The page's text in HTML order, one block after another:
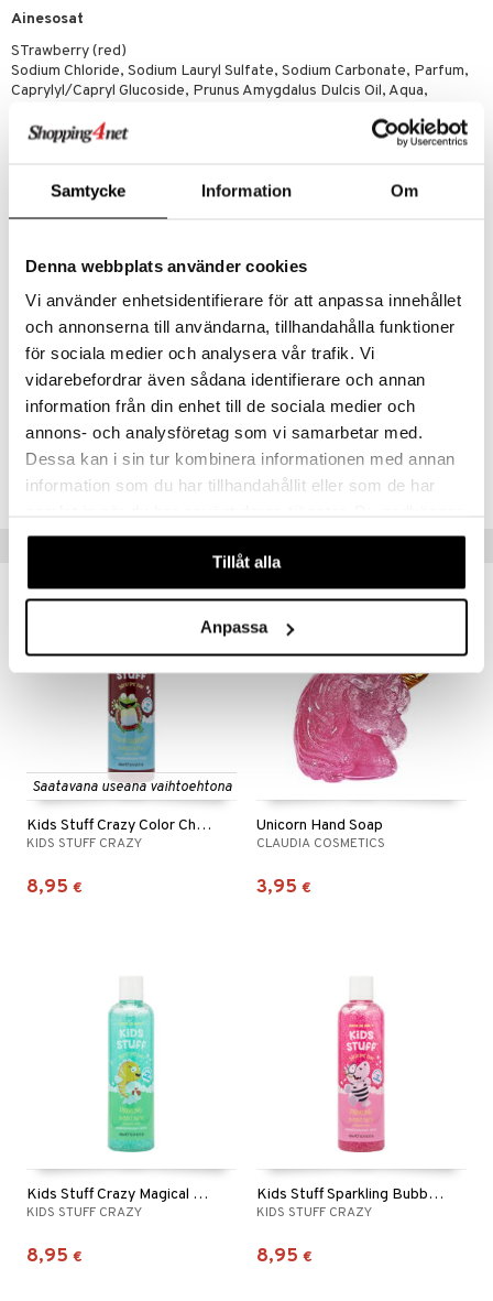
Samtycke Information Om
Denna webbplats använder cookies
Vi använder enhetsidentifierare för att anpassa innehållet
och annonserna till användarna, tillhandahålla funktioner
för sociala medier och analysera vår trafik. Vi
vidarebefordrar även sådana identifierare och annan
information från din enhet till de sociala medier och
annons- och analysföretag som vi samarbetar med.
Dessa kan i sin tur kombinera informationen med annan
information som du har tillhandahållit eller som de har
våra cookies vid fortsatt användande av vår webbplats.
Tillåt alla
Anpassa
Ainesosat
STrawberry (red)
Sodium Chloride, Sodium Lauryl Sulfate, Sodium Carbonate, Parfum,
Caprylyl/Capryl Glucoside, Prunus Amygdalus Dulcis Oil, Aqua,
Denatonium, Hydrolyzed Vegetable Protein, CI 16255.
Sodium Chloride, Sodium Lauryl Sulfate, Sodium Carbonate, Parfum
(Citral, Limonene), Caprylyl/Capryl Glucoside, Prunus Amygdalus
Dulcis Oil, Aqua, Panthenol, Citric Acid, Equisetum Arvense Extract,
42090.
Sodium Chloride, Sodium Lauryl Sulfate, Sodium Carbonate, Parfum
(Linalool, Limonene), Caprylyl/Capryl Glucoside, Prunus Amygdalus
Dulcis Oil, Aqua, Panthenol, Citric Acid, Equisetum Arvense Extract,
Benzoesan Denatonium, Hydrolyzed Vegetable Protein, CI 19140, CI
16255.
Tuotenumero
CPP02-1X-6-XX-XX
Saatavana useana vaihtoehtona
Kids Stuff Crazy Color Changing Bubble Bath
KIDS STUFF CRAZY
8,95 €
Unicorn Hand Soap
CLAUDIA COSMETICS
3,95 €
Kids Stuff Crazy Magical Sparkling Bubble Bath
KIDS STUFF CRAZY
8,95 €
Kids Stuff Sparkling Bubble Bath
KIDS STUFF CRAZY
8,95 €